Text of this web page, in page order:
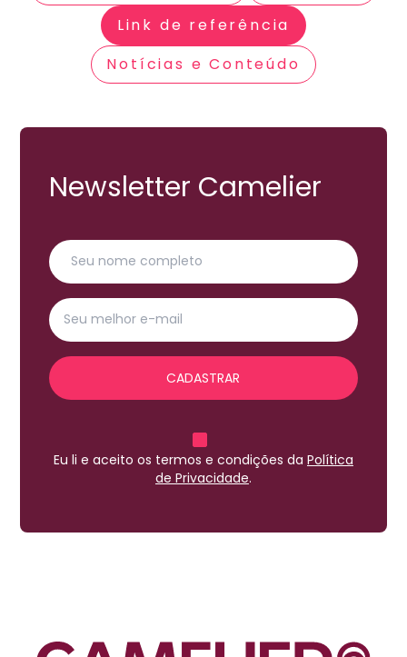
Link de referência
Notícias e Conteúdo
Newsletter Camelier
CADASTRAR
Eu li e aceito os termos e condições da Política
de Privacidade.